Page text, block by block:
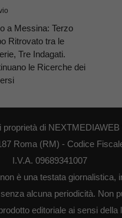
a Messina: Terzo
Ritrovato tra le
Tre Indagati.
le Ricerche dei
proprietà di NEXTMEDIAWEB
Roma (RM) - Codice
I.V.A. 09689341007
è una testata giornalistica,
alcuna periodicità. Non
editoriale ai sensi della